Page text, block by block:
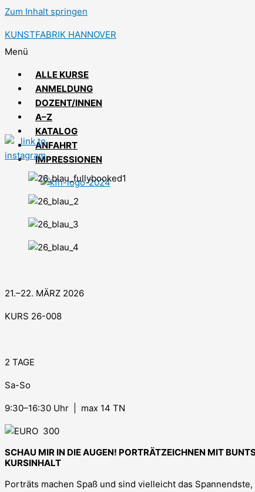
Zum Inhalt springen
KUNSTFABRIK HANNOVER
Menü
ALLE KURSE
ANMELDUNG
DOZENT/INNEN
A–Z
KATALOG
ANFAHRT
IMPRESSIONEN
21.–22. MÄRZ 2026
KURS 26-008
2 TAGE
Sa-So
9:30–16:30 Uhr | max 14 TN
300
SCHAU MIR IN DIE AUGEN! PORTRÄTZEICHNEN MIT
KURSINHALT
Porträts machen Spaß und sind vielleicht das